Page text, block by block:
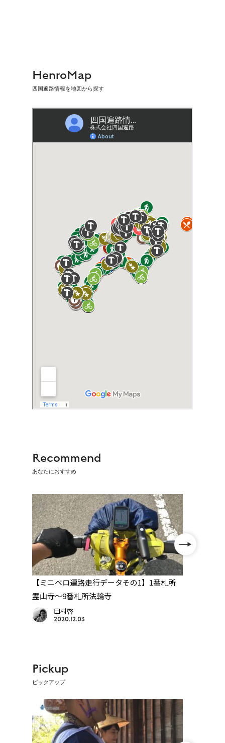
HenroMap
四国遍路情報を地図から探す
Recommend
あなたにおすすめ
【ミニベロ遍路走行データその1】1番札所
霊山寺〜9番札所法輪寺
田村啓
2020.12.03
Pickup
ピックアップ